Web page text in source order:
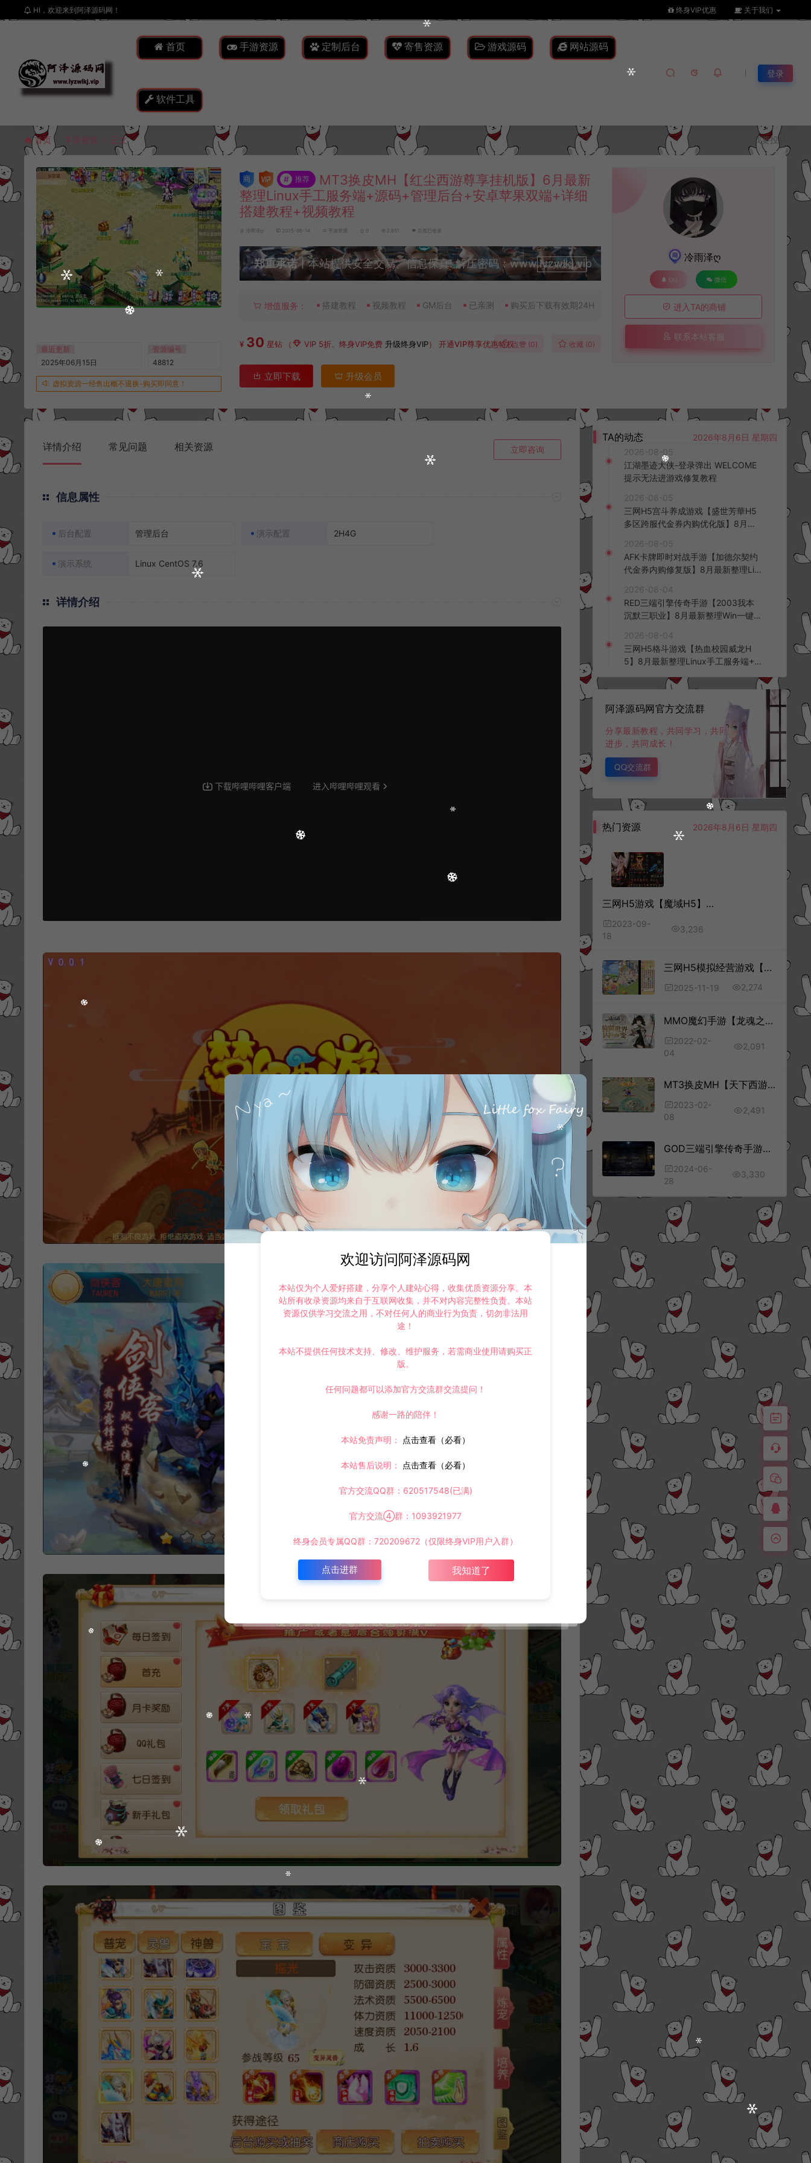
HI，欢迎来到阿泽源码网！ 终身VIP优惠 关于我们
首页 手游资源 定制后台 寄售资源 游戏源码 网站源码
软件工具
登录
首页 手游资源 正文 我要投稿
最近更新
2025年06月15日
资源编号
48812
虚拟资源一经售出概不退换-购买即同意！
# 推荐
MT3换皮MH【红尘西游尊享挂机版】6月最新
整理Linux手工服务端+源码+管理后台+安卓苹果双端+详细
搭建教程+视频教程
冷雨泽ღ 2025-06-14 手游资源 0 2,651 百度已收录
郑重承诺丨本站提供安全交易、信息保真! 解压密码：www.lyzwlkj.vip
升级会员
增值服务： 搭建教程 视频教程 GM后台 已亲测 购买后下载有效期24H
¥ 30 星钻 （ VIP 5折、终身VIP免费 升级终身VIP）开通VIP尊享优惠特权点赞 (0) 收藏 (0)
立即下载 升级会员
冷雨泽ღ
QQ 微信
进入TA的商铺
联系本站客服
详情介绍 常见问题 相关资源 立即咨询
信息属性
后台配置 管理后台 演示配置 2H4G
演示系统 Linux CentOS 7.6
详情介绍
TA的动态
2026年8月6日 星期四
2026-08-05
江湖墨迹大侠-登录弹出 WELCOME
提示无法进游戏修复教程
2026-08-05
三网H5宫斗养成游戏【盛世芳華H5
多区跨服代金券内购优化版】8月最
台+全资源安卓+详细搭建教程+视频
教程
2026-08-05
AFK卡牌即时对战手游【加德尔契约
代金券内购修复版】8月最新整理Lin
K授权后台+安卓苹果双端+详细搭建
教程+视频教程
2026-08-04
RED三端引擎传奇手游【2003我本
沉默三职业】8月最新整理Win一键
2026-08-04
三网H5格斗游戏【热血校园威龙H
5】8月最新整理Linux手工服务端+W
户端+详细搭建教程
阿泽源码网官方交流群
分享最新教程，共同学习，共同
进步，共同成长！
QQ交流群
热门资源 2026年8月6日 星期四
三网H5游戏【魔域H5】9月最新整理Win一键服务端+多区+GM后台+详细搭建教程
2023-09-
18
3,236
三网H5模拟经营游戏【肥啾瘦身馆H5】11月最新整理Linux手工服务端+Win一键服务端+解压即玩+简易安卓客户端+详细搭建教程
2025-11-19 2,274
MMO魔幻手游【龙魂之剑】2月最新整理Linux手工服务端+充值后台+安卓
2022-02-
04
2,091
MT3换皮MH【天下西游】2月最新整理Linux手工服务端+配套源码+管理后台+GM后台+福利后台+安卓苹果双端+详细搭建教程
2023-02-
08
2,491
GOD三端引擎传奇手游【雾都传奇三职业】6月最新整理Win一键服务端+安卓PC+详细搭建教程
2024-06-
28
3,330
欢迎访问阿泽源码网
本站仅为个人爱好搭建，分享个人建站心得，收集优质资源分享。本
站所有收录资源均来自于互联网收集，并不对内容完整性负责。本站
资源仅供学习交流之用，不对任何人的商业行为负责，切勿非法用
途！
本站不提供任何技术支持、修改、维护服务，若需商业使用请购买正
版。
任何问题都可以添加官方交流群交流提问！
感谢一路的陪伴！
本站免责声明： 点击查看（必看）
本站售后说明： 点击查看（必看）
官方交流QQ群：620517548(已满)
官方交流④群：1093921977
终身会员专属QQ群：720209672（仅限终身VIP用户入群）
点击进群 我知道了